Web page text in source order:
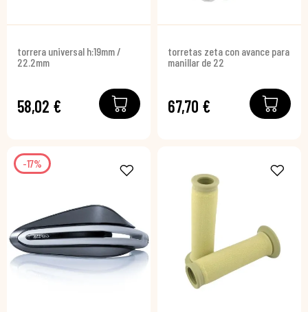
torrera universal h:19mm /
22.2mm
58,02 €
torretas zeta con avance para
manillar de 22
67,70 €
-17%